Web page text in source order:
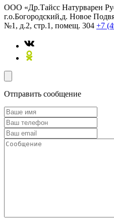
ООО «Др.Тайсс Натурварен
г.о.Богородский,д. Новое
№1, д.2, стр.1, помещ. 304 +7
Отправить сообщение